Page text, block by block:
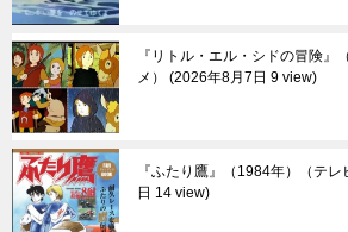
『リトル・エル・シドの冒険』
メ）
2026年8月7日 9 view
『ふたり鷹』（1984年）（テレ
日 14 view